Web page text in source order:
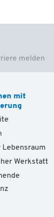
melden
mit
Lebensraum
Werkstatt